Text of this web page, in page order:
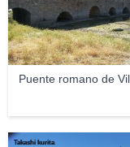
Puente romano de
Takashi kurita